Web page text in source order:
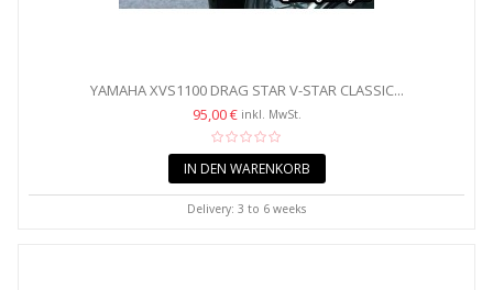
YAMAHA XVS1100 DRAG STAR V-STAR CLASSIC...
95,00 € inkl. MwSt.
IN DEN WARENKORB
Delivery: 3 to 6 weeks